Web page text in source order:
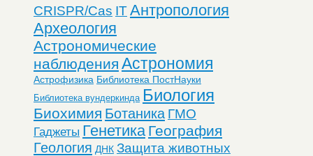
CRISPR/Cas ITАнтропология
Археология
Астрономические
наблюдения Астрономия
Астрофизика Библиотека ПостНауки
Библиотека вундеркинда Биология
Биохимия Ботаника ГМО
Гаджеты Генетика География
Геология ДНК Защита животных